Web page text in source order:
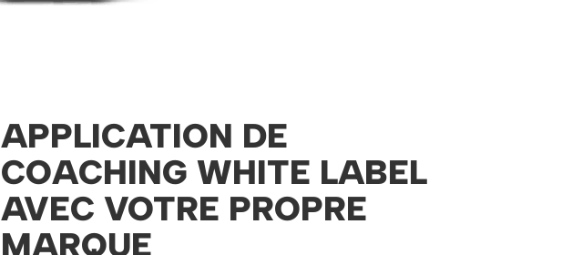
APPLICATION DE
COACHING WHITE LABEL
AVEC VOTRE PROPRE
MARQUE